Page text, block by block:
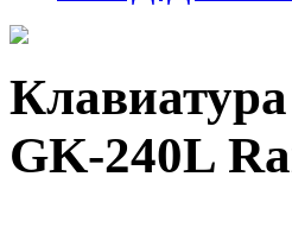
GK-240L